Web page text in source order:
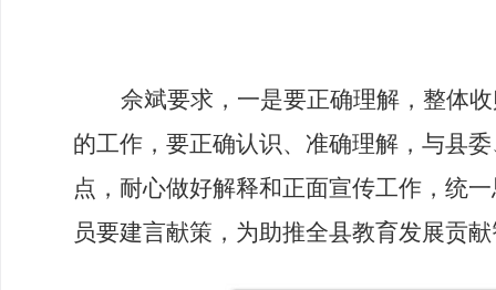
佘斌要求，一是要正确理解，整体
的工作，要正确认识、准确理解，与县
点，耐心做好解释和正面宣传工作，统
员要建言献策，为助推全县教育发展贡